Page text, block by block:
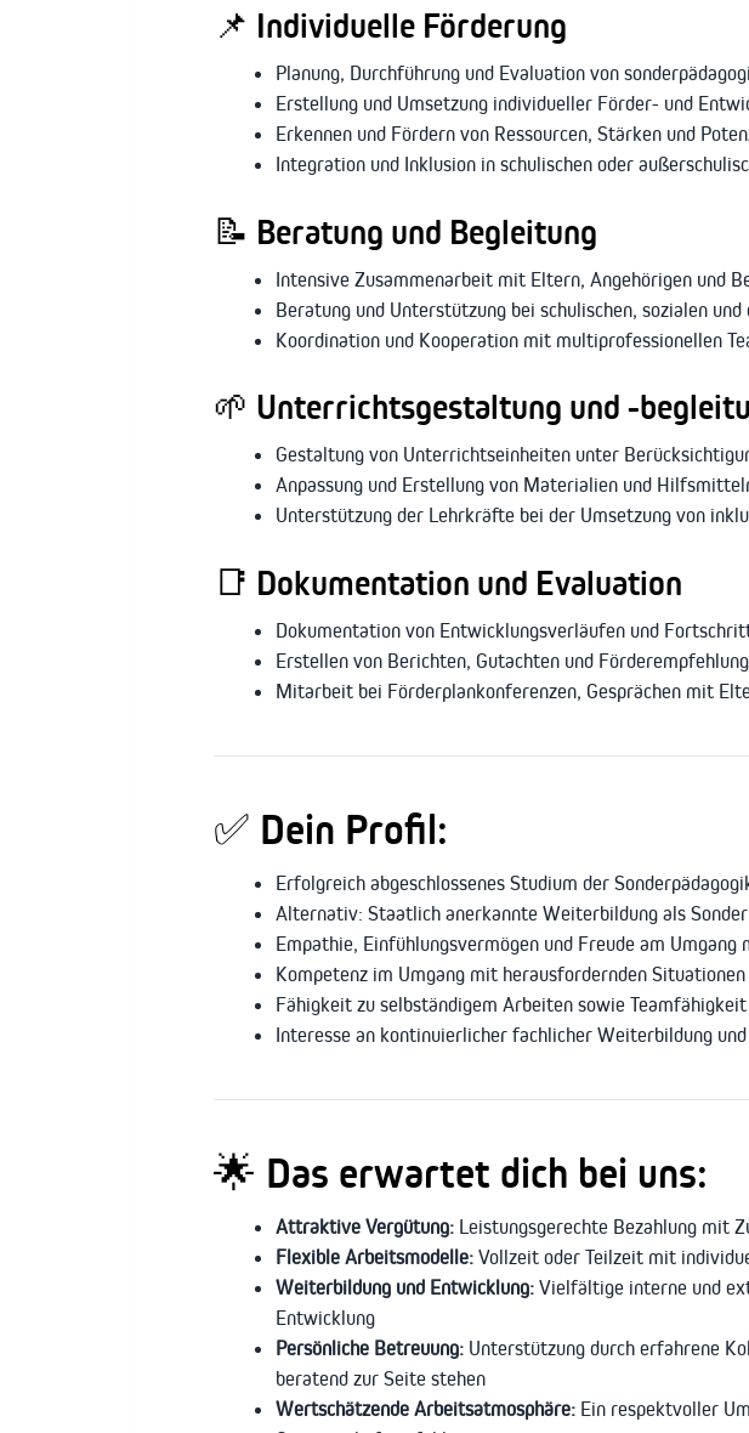
📌 Individuelle Förderung
Planung, Durchführung und Evaluation von
Erstellung und Umsetzung individueller Förder- und
Erkennen und Fördern von Ressourcen, Stärken und
Integration und Inklusion in schulischen oder
📝 Beratung und Begleitung
Intensive Zusammenarbeit mit Eltern, Angehörigen und
Beratung und Unterstützung bei schulischen, sozialen
Koordination und Kooperation mit multiprofessionellen
🌱 Unterrichtsgestaltung und -
Gestaltung von Unterrichtseinheiten unter
Anpassung und Erstellung von Materialien und
Unterstützung der Lehrkräfte bei der Umsetzung von
📑 Dokumentation und Evaluation
Dokumentation von Entwicklungsverläufen und
Erstellen von Berichten, Gutachten und
Mitarbeit bei Förderplankonferenzen, Gesprächen mit
✅ Dein Profil:
Erfolgreich abgeschlossenes Studium der
Alternativ: Staatlich anerkannte Weiterbildung als
Empathie, Einfühlungsvermögen und Freude am
Kompetenz im Umgang mit herausfordernden
Fähigkeit zu selbständigem Arbeiten sowie
Interesse an kontinuierlicher fachlicher Weiterbildung
🌟 Das erwartet dich bei uns:
Attraktive Vergütung: Leistungsgerechte Bezahlung mit
Flexible Arbeitsmodelle: Vollzeit oder Teilzeit mit
Weiterbildung und Entwicklung: Vielfältige interne und
Entwicklung
Persönliche Betreuung: Unterstützung durch erfahrene
beratend zur Seite stehen
Wertschätzende Arbeitsatmosphäre: Ein respektvoller